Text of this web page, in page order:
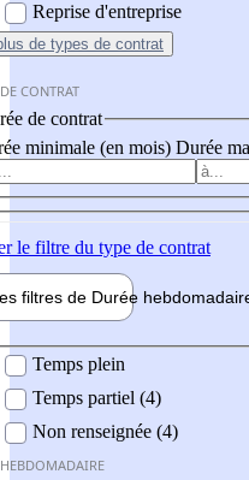
Reprise d'entreprise
de types de contrat
CONTRAT
de contrat
minimale (en mois) Durée
le filtre du type de contrat
filtres de Durée hebdo
Temps plein
Temps partiel (4)
Non renseignée (4)